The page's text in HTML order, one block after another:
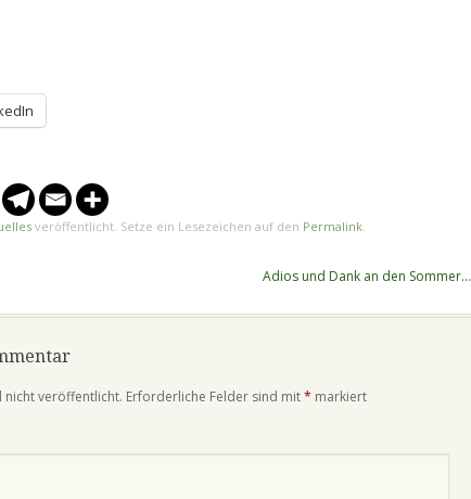
veröffentlicht. Setze ein Lesezeichen auf den Permalink.
Adios und Dank an den Sommer…
nicht veröffentlicht. Erforderliche Felder sind mit* markiert